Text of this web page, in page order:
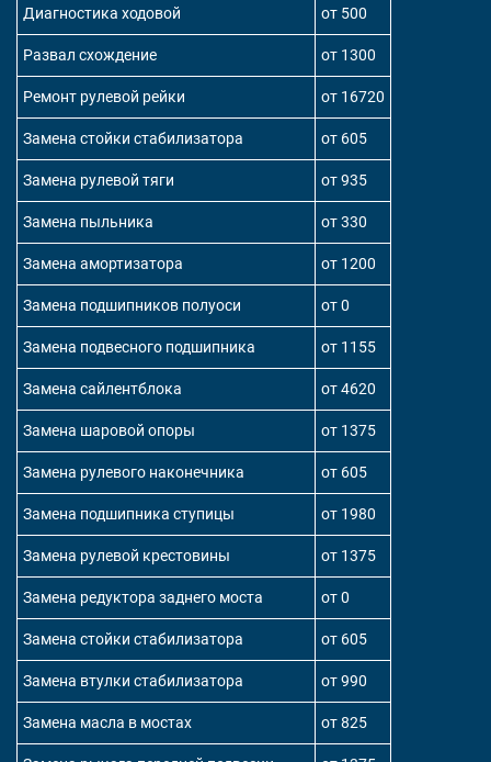
Диагностика ходовой от 500
Развал схождение от 1300
Ремонт рулевой рейки от 16720
Замена стойки стабилизатора от 605
Замена рулевой тяги от 935
Замена пыльника от 330
Замена амортизатора от 1200
Замена подшипников полуоси от 0
Замена подвесного подшипника от 1155
Замена сайлентблока от 4620
Замена шаровой опоры от 1375
Замена рулевого наконечника от 605
Замена подшипника ступицы от 1980
Замена рулевой крестовины от 1375
Замена редуктора заднего моста от 0
Замена стойки стабилизатора от 605
Замена втулки стабилизатора от 990
Замена масла в мостах от 825